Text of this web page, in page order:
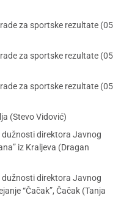
za sportske rezultate (05
za sportske rezultate (05
za sportske rezultate (05
(Stevo Vidović)
dužnosti direktora Javnog
iz Kraljeva (Dragan
dužnosti direktora Javnog
“Čačak”, Čačak (Tanja